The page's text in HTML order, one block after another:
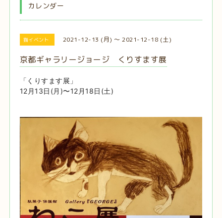
カレンダー
猫イベント 2021-12-13 (月) ～ 2021-12-18 (土)
京都ギャラリージョージ くりすます展
「くりすます展」
12月13日(月)〜12月18日(土)